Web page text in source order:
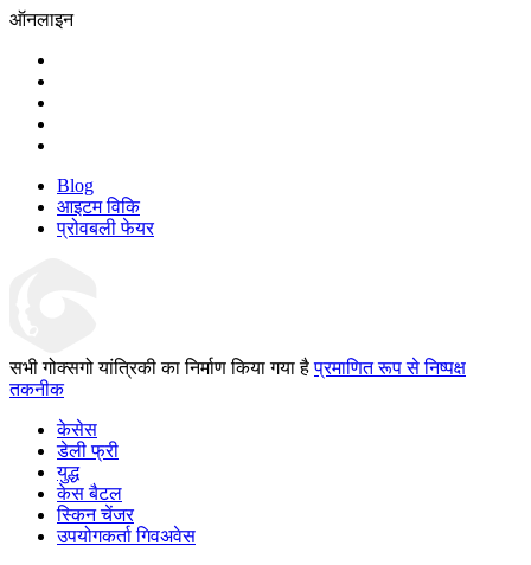
ऑनलाइन
Blog
आइटम विकि
प्रोवबली फेयर
सभी गोक्सगो यांत्रिकी का निर्माण किया गया हैप्रमाणित रूप से निष्पक्ष
तकनीक
केसेस
डेली फ्री
युद्ध
केस बैटल
स्किन चेंजर
उपयोगकर्ता गिवअवेस